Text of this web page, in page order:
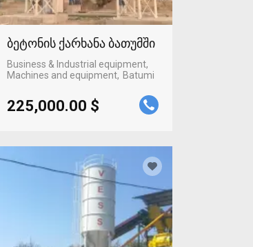
ბეტონის ქარხანა ბათუმში
Business & Industrial equipment,
Machines and equipment
Batumi
225,000.00 $